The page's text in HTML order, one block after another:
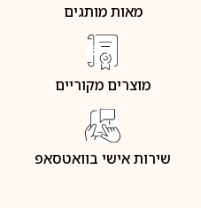
מאות מותגים
מוצרים מקוריים
שירות אישי בוואטסאפ